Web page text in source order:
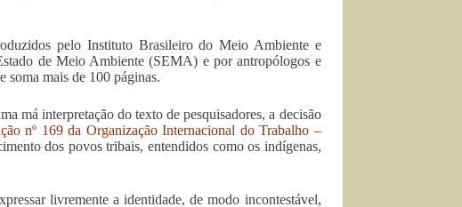
pelo Instituto Brasileiro do Meio Ambiente e
de Meio Ambiente (SEMA) e por antropólogos e
soma mais de 100 páginas.
má interpretação do texto de pesquisadores, a decisão
nº 169 da Organização Internacional do Trabalho –
dos povos tribais, entendidos como os indígenas,
livremente a identidade, de modo incontestável,